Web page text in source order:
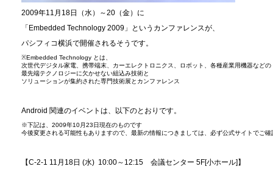
2009年11月18日（水）～20（金）に
「Embedded Technology 2009」というカンファレンスが、
パシフィコ横浜で開催されるそうです。
※Embedded Technology とは、
次世代デジタル家電、携帯端末、カーエレクトロニクス、ロボット、各種産業用機器などの
最先端テクノロジーに欠かせない組込み技術と
ソリューションが集約された専門技術展とカンファレンス
Android 関連のイベントは、以下のとおりです。
※下記は、2009年10月23日現在のものです
今後変更される可能性もありますので、最新の情報につきましては、必ず公式サイトでご確
【C-2-1 11月18日 (水) 10:00～12:15 会議センター 5F[小ホール]】